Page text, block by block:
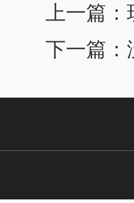
上一篇：
下一篇：